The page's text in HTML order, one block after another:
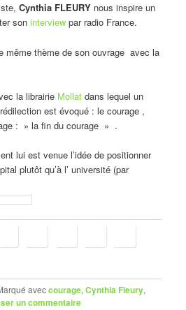
Cynthia FLEURY nous inspire un
soninterview par radio France.
même thème de son ouvrage avec la
la librairie Mollat dans lequel un
est évoqué : le courage ,
: » la fin du courage » .
lui est venue l’idée de positionner
plutôt qu’à l’ université (par
aveccourage,Cynthia Fleury,
un commentaire